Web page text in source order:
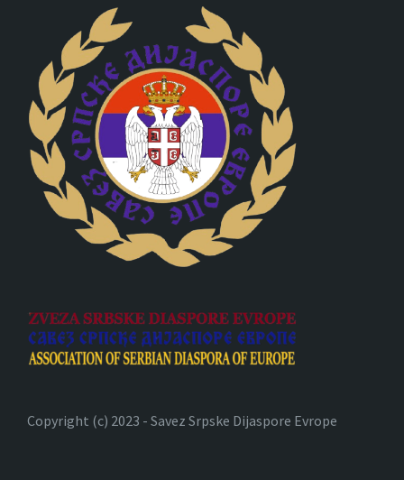
Copyright (c) 2023 - Savez Srpske Dijaspore Evrope